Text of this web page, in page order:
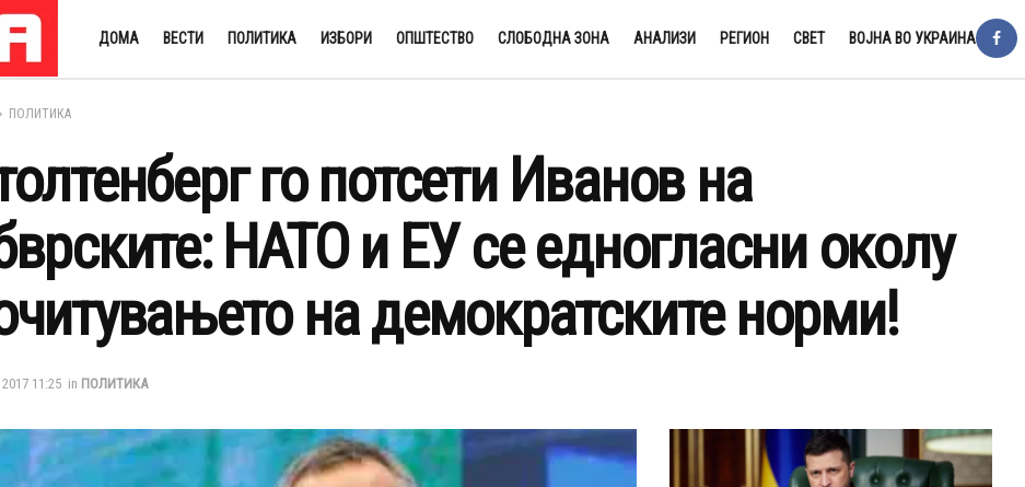
ДОМА ВЕСТИ ПОЛИТИКА ИЗБОРИ ОПШТЕСТВО СЛОБОДНА ЗОНА АНАЛИЗИ РЕГИОН СВЕТ ВОЈНА ВО УКРАИНА
ПОЛИТИКА
го потсети Иванов на
НАТО и ЕУ се едногласни околу
на демократските норми!
11:25 in ПОЛИТИКА